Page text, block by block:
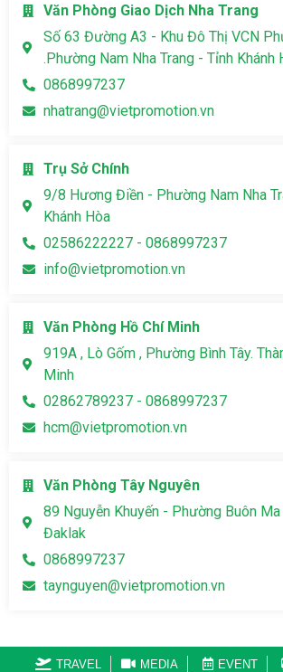
Văn Phòng Giao Dịch Nha Trang
Số 63 Đường A3 - Khu Đô Thị VCN
.Phường Nam Nha Trang - Tỉnh Khánh
0868997237
nhatrang@vietpromotion.vn
Trụ Sở Chính
9/8 Hương Điền - Phường Nam Nha
Khánh Hòa
02586222227 - 0868997237
info@vietpromotion.vn
Văn Phòng Hồ Chí Minh
919A , Lò Gốm , Phường Bình Tây.
Minh
02862789237 - 0868997237
hcm@vietpromotion.vn
Văn Phòng Tây Nguyên
89 Nguyễn Khuyến - Phường Buôn
Đaklak
0868997237
taynguyen@vietpromotion.vn
TRAVEL MEDIA EVENT